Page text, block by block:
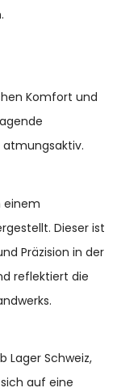
Komfort und
einem
Dieser ist
Präzision in der
reflektiert die
Lager Schweiz,
auf eine